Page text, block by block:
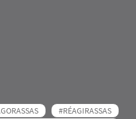
#RÉAGIRASSAS